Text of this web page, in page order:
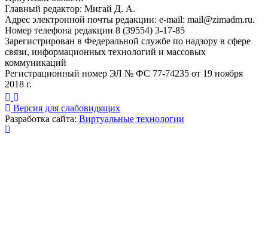
Главный редактор: Мигай Д. А.
Адрес электронной почты редакции: e-mail: mail@zimadm.ru.
Номер телефона редакции 8 (39554) 3-17-85
Зарегистрирован в Федеральной службе по надзору в сфере
связи, информационных технологий и массовых
коммуникаций
Регистрационный номер ЭЛ № ФС 77-74235 от 19 ноября
2018 г.
Версия для слабовидящих
Разработка сайта: Виртуальные технологии